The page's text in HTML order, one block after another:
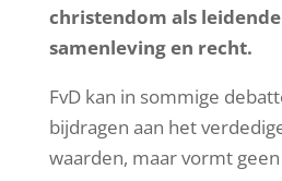
christendom als
samenleving en recht.
FvD kan in sommige
bijdragen aan het
waarden, maar vormt